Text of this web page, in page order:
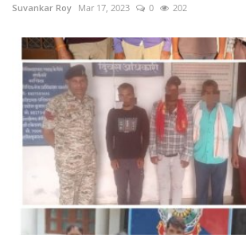
Suvankar Roy Mar 17, 2023 0 202